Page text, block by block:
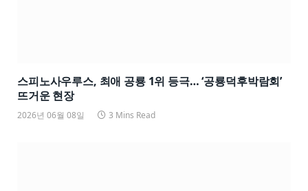
스피노사우루스, 최애 공룡 1위 등극… ‘공룡덕후박람회’
뜨거운 현장
2026년 06월 08일 3 Mins Read